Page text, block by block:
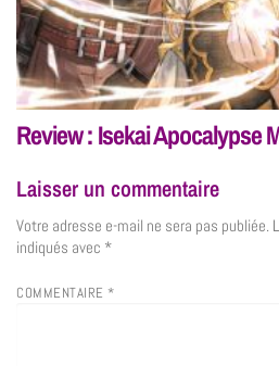
Review : Isekai Apocalypse
Laisser un commentaire
Votre adresse e-mail ne sera pas publiée.
indiqués avec *
COMMENTAIRE *